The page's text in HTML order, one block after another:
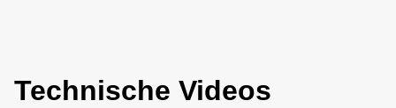
Technische Videos